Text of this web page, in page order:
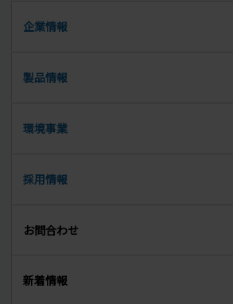
企業情報
企業理念
組織図
所在地
製品情報
高炉セメント
セルフレベリング材
天端材
環境事業
取扱廃棄物
採用情報
新卒募集要項（大学卒・大学院卒）
お問合わせ
新着情報